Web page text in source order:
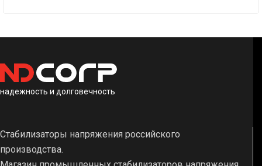
надежность и долговечность
Стабилизаторы напряжения российского
производства.